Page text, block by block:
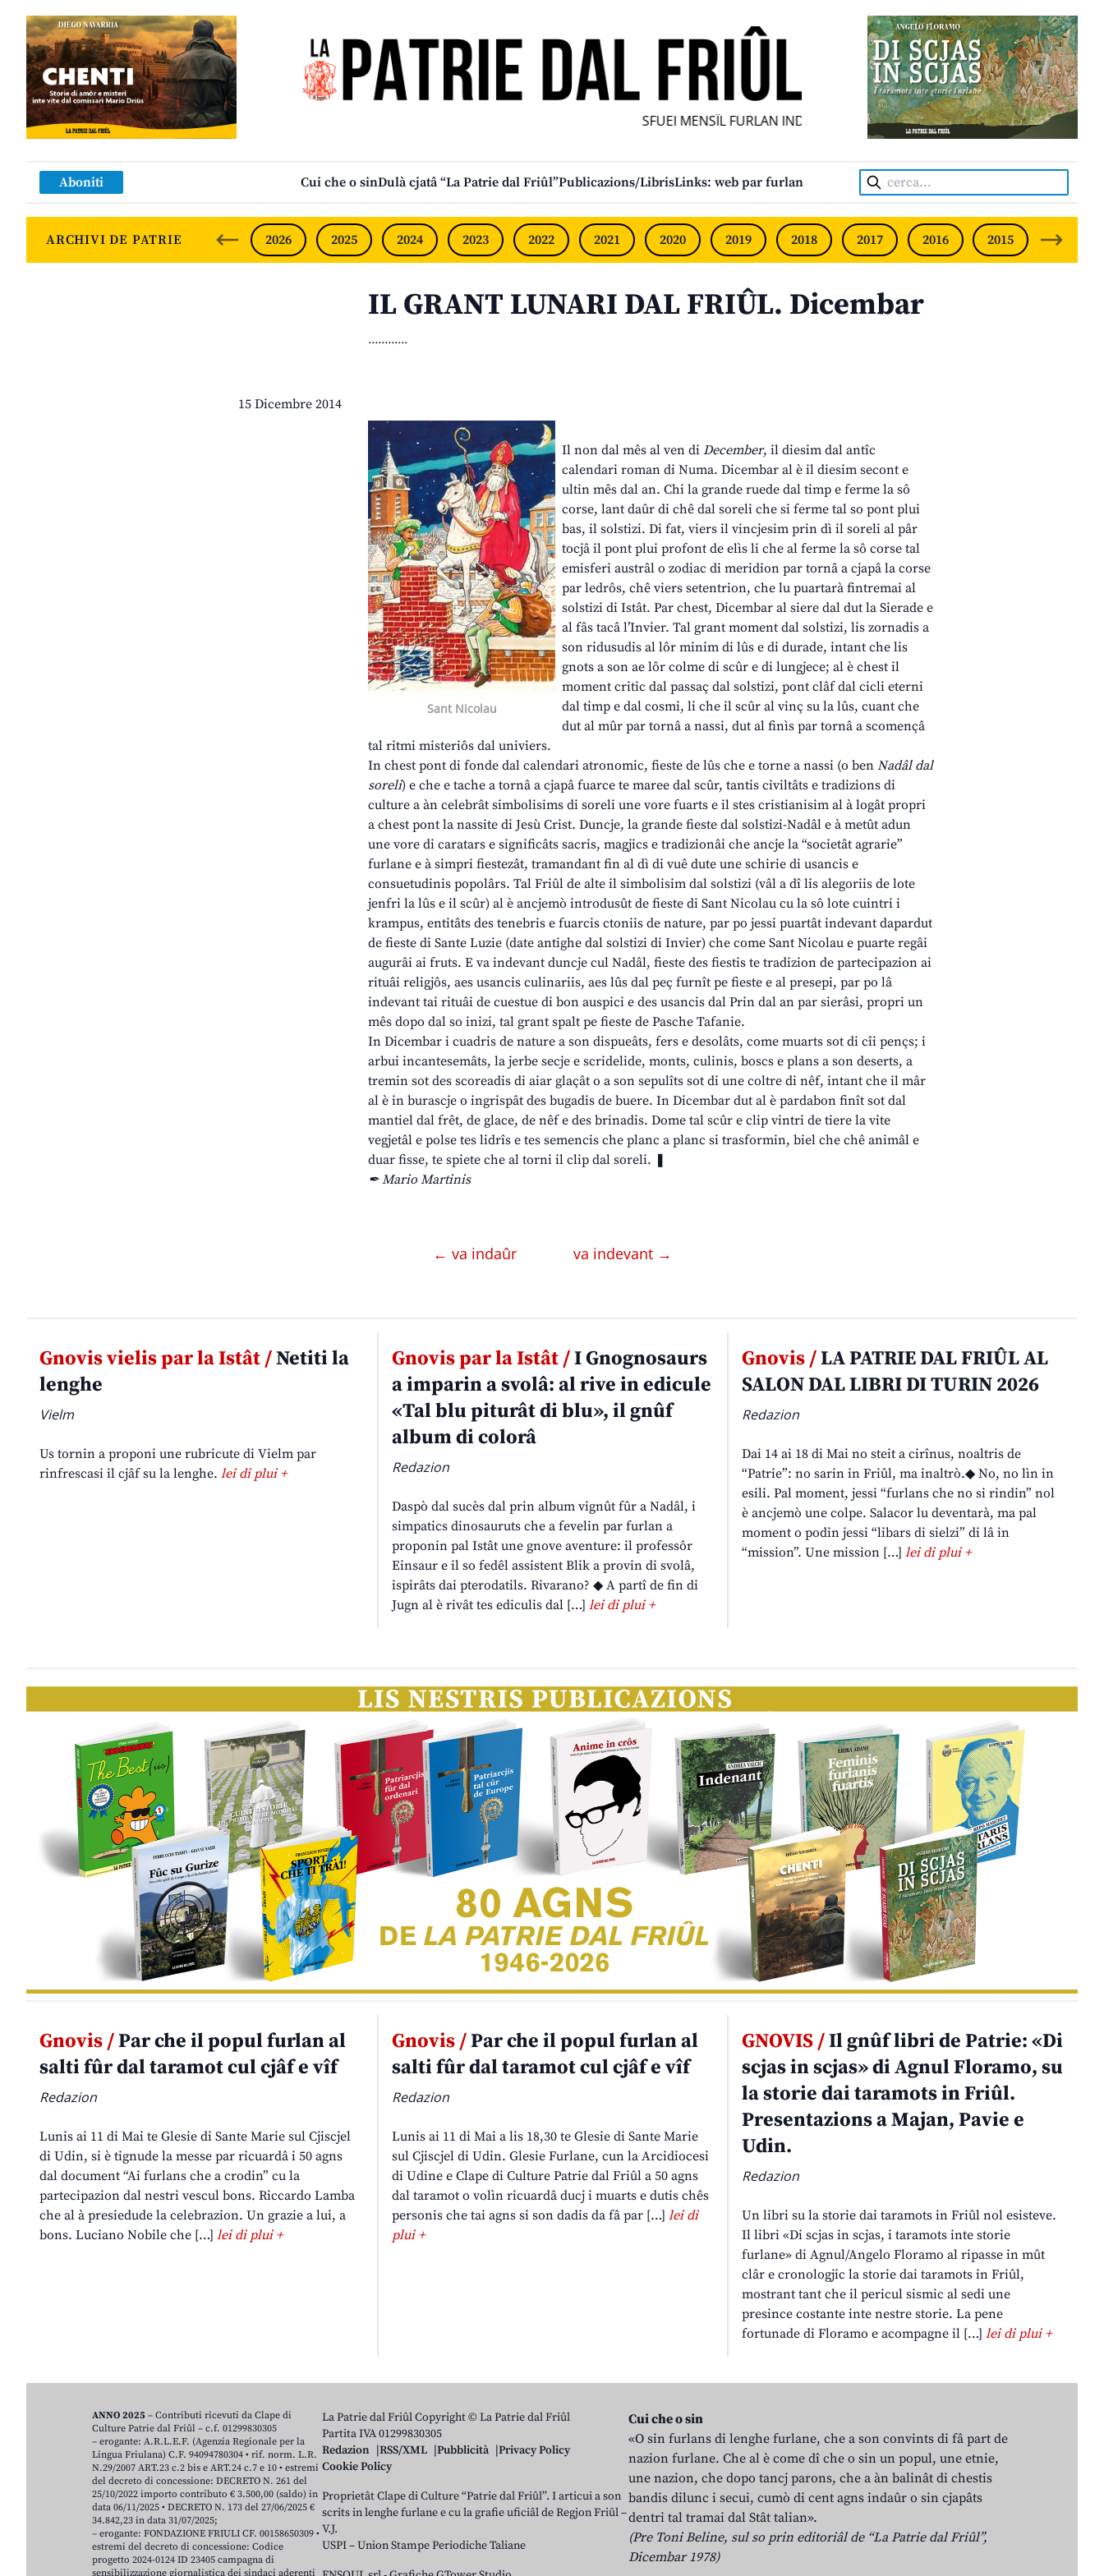
SFUEI MENSÎL FURLAN INDIPENDENT • INDEPENDENT FRIULIAN MONTHLY •
Aboniti Cui che o sinDulà cjatâ “La Patrie dal Friûl”Publicazions/LibrisLinks: web par furlan Cerca:
ARCHIVI DE PATRIE 2026 2025 2024 2023 2022 2021 2020 2019 2018 2017 2016 2015 2014
IL GRANT LUNARI DAL FRIÛL. Dicembar
............
15 Dicembre 2014
Sant Nicolau
Il non dal mês al ven di December, il diesim dal antîc
calendari roman di Numa. Dicembar al è il diesim secont e
ultin mês dal an. Chi la grande ruede dal timp e ferme la sô
corse, lant daûr di chê dal soreli che si ferme tal so pont plui
bas, il solstizi. Di fat, viers il vincjesim prin dì il soreli al pâr
tocjâ il pont plui profont de elìs li che al ferme la sô corse tal
emisferi austrâl o zodiac di meridion par tornâ a cjapâ la corse
par ledrôs, chê viers setentrion, che lu puartarà fintremai al
solstizi di Istât. Par chest, Dicembar al siere dal dut la Sierade e
al fâs tacâ l’Invier. Tal grant moment dal solstizi, lis zornadis a
son ridusudis al lôr minim di lûs e di durade, intant che lis
gnots a son ae lôr colme di scûr e di lungjece; al è chest il
moment critic dal passaç dal solstizi, pont clâf dal cicli eterni
dal timp e dal cosmi, li che il scûr al vinç su la lûs, cuant che
dut al mûr par tornâ a nassi, dut al finìs par tornâ a scomençâ
tal ritmi misteriôs dal univiers.
In chest pont di fonde dal calendari atronomic, fieste de lûs che e torne a nassi (o ben Nadâl dal
soreli) e che e tache a tornâ a cjapâ fuarce te maree dal scûr, tantis civiltâts e tradizions di
culture a àn celebrât simbolisims di soreli une vore fuarts e il stes cristianisim al à logât propri
a chest pont la nassite di Jesù Crist. Duncje, la grande fieste dal solstizi-Nadâl e à metût adun
une vore di caratars e significâts sacris, magjics e tradizionâi che ancje la “societât agrarie”
furlane e à simpri fiestezât, tramandant fin al dì di vuê dute une schirie di usancis e
consuetudinis popolârs. Tal Friûl de alte il simbolisim dal solstizi (vâl a dî lis alegoriis de lote
jenfri la lûs e il scûr) al è ancjemò introdusût de fieste di Sant Nicolau cu la sô lote cuintri i
krampus, entitâts des tenebris e fuarcis ctoniis de nature, par po jessi puartât indevant dapardut
de fieste di Sante Luzie (date antighe dal solstizi di Invier) che come Sant Nicolau e puarte regâi
augurâi ai fruts. E va indevant duncje cul Nadâl, fieste des fiestis te tradizion de partecipazion ai
rituâi religjôs, aes usancis culinariis, aes lûs dal peç furnît pe fieste e al presepi, par po lâ
indevant tai rituâi de cuestue di bon auspici e des usancis dal Prin dal an par sierâsi, propri un
mês dopo dal so inizi, tal grant spalt pe fieste de Pasche Tafanie.
In Dicembar i cuadris de nature a son dispueâts, fers e desolâts, come muarts sot di cîi pençs; i
arbui incantesemâts, la jerbe secje e scridelide, monts, culinis, boscs e plans a son deserts, a
tremin sot des scoreadis di aiar glaçât o a son sepulîts sot di une coltre di nêf, intant che il mâr
al è in burascje o ingrispât des bugadis de buere. In Dicembar dut al è pardabon finît sot dal
mantiel dal frêt, de glace, de nêf e des brinadis. Dome tal scûr e clip vintri de tiere la vite
vegjetâl e polse tes lidrîs e tes semencis che planc a planc si trasformin, biel che chê animâl e
duar fisse, te spiete che al torni il clip dal soreli. ❚
✒ Mario Martinis
← va indaûr va indevant →
Gnovis vielis par la Istât /Netiti la
lenghe
Vielm
Us tornin a proponi une rubricute di Vielm par
rinfrescasi il cjâf su la lenghe. lei di plui +
Gnovis par la Istât /I Gnognosaurs
a imparin a svolâ: al rive in edicule
«Tal blu piturât di blu», il gnûf
album di colorâ
Redazion
Daspò dal sucès dal prin album vignût fûr a Nadâl, i
simpatics dinosauruts che a fevelin par furlan a
proponin pal Istât une gnove aventure: il professôr
Einsaur e il so fedêl assistent Blik a provin di svolâ,
ispirâts dai pterodatils. Rivarano? ◆ A partî de fin di
Jugn al è rivât tes ediculis dal […] lei di plui +
Gnovis /LA PATRIE DAL FRIÛL AL
SALON DAL LIBRI DI TURIN 2026
Redazion
Dai 14 ai 18 di Mai no steit a cirînus, noaltris de
“Patrie”: no sarin in Friûl, ma inaltrò.◆ No, no lìn in
esili. Pal moment, jessi “furlans che no si rindin” nol
è ancjemò une colpe. Salacor lu deventarà, ma pal
moment o podin jessi “libars di sielzi” di lâ in
“mission”. Une mission […]lei di plui +
Gnovis /Par che il popul furlan al
salti fûr dal taramot cul cjâf e vîf
Redazion
Lunis ai 11 di Mai te Glesie di Sante Marie sul Cjiscjel
di Udin, si è tignude la messe par ricuardâ i 50 agns
dal document “Ai furlans che a crodin” cu la
partecipazion dal nestri vescul bons. Riccardo Lamba
che al à presiedude la celebrazion. Un grazie a lui, a
bons. Luciano Nobile che […] lei di plui +
Gnovis /Par che il popul furlan al
salti fûr dal taramot cul cjâf e vîf
Redazion
Lunis ai 11 di Mai a lis 18,30 te Glesie di Sante Marie
sul Cjiscjel di Udin. Glesie Furlane, cun la Arcidiocesi
di Udine e Clape di Culture Patrie dal Friûl a 50 agns
dal taramot o volìn ricuardâ ducj i muarts e dutis chês
personis che tai agns si son dadis da fâ par […] lei di
plui +
GNOVIS /Il gnûf libri de Patrie: «Di
scjas in scjas» di Agnul Floramo, su
la storie dai taramots in Friûl.
Presentazions a Majan, Pavie e
Udin.
Redazion
Un libri su la storie dai taramots in Friûl nol esisteve.
Il libri «Di scjas in scjas, i taramots inte storie
furlane» di Agnul/Angelo Floramo al ripasse in mût
clâr e cronologjic la storie dai taramots in Friûl,
mostrant tant che il pericul sismic al sedi une
presince costante inte nestre storie. La pene
fortunade di Floramo e acompagne il […]lei di plui +
La Patrie dal Friûl Copyright © La Patrie dal Friûl
Partita IVA 01299830305
Redazion
RSS/XML Pubblicità
Privacy Policy
Cookie Policy
Proprietât Clape di Culture “Patrie dal Friûl”. I articui a son
scrits in lenghe furlane e cu la grafie uficiâl de Regjon Friûl –
V.J.
USPI – Union Stampe Periodiche Taliane
Cui che o sin
«O sin furlans di lenghe furlane, che a son convints di fâ part de
nazion furlane. Che al è come dî che o sin un popul, une etnie,
une nazion, che dopo tancj parons, che a àn balinât di chestis
bandis dilunc i secui, cumò di cent agns indaûr o sin cjapâts
dentri tal tramai dal Stât talian».
(Pre Toni Beline, sul so prin editoriâl de “La Patrie dal Friûl”,
Dicembar 1978)
ANNO 2025 – Contributi ricevuti da Clape di
Culture Patrie dal Friûl – c.f. 01299830305
– erogante: A.R.L.E.F. (Agenzia Regionale per la
Lingua Friulana) C.F. 94094780304 • rif. norm. L.R.
N.29/2007 ART.23 c.2 bis e ART.24 c.7 e 10 • estremi
del decreto di concessione: DECRETO N. 261 del
25/10/2022 importo contributo € 3.500,00 (saldo) in
data 06/11/2025 • DECRETO N. 173 del 27/06/2025 €
34.842,23 in data 31/07/2025;
– erogante: FONDAZIONE FRIULI CF. 00158650309 •
estremi del decreto di concessione: Codice
progetto 2024-0124 ID 23405 campagna di
sensibilizzazione giornalistica dei sindaci aderenti